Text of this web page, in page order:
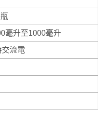
毫升至1000毫升
交流電